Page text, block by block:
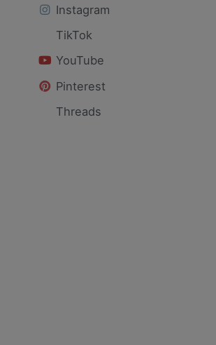
Instagram
TikTok
YouTube
Pinterest
Threads